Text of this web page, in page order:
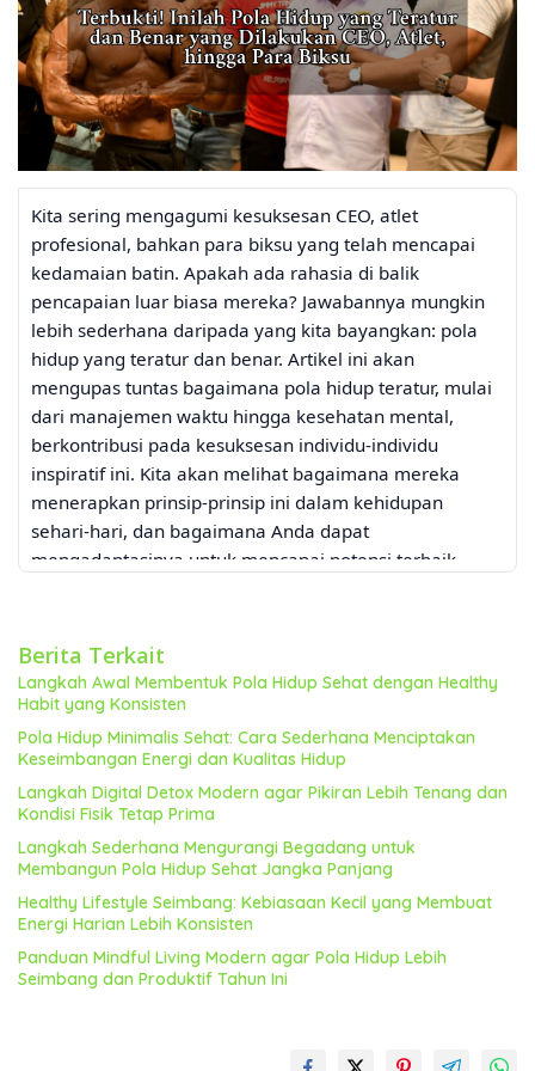
Kita sering mengagumi kesuksesan CEO, atlet
profesional, bahkan para biksu yang telah mencapai
kedamaian batin. Apakah ada rahasia di balik
pencapaian luar biasa mereka? Jawabannya mungkin
lebih sederhana daripada yang kita bayangkan: pola
hidup yang teratur dan benar. Artikel ini akan
mengupas tuntas bagaimana pola hidup teratur, mulai
dari manajemen waktu hingga kesehatan mental,
berkontribusi pada kesuksesan individu-individu
inspiratif ini. Kita akan melihat bagaimana mereka
menerapkan prinsip-prinsip ini dalam kehidupan
sehari-hari, dan bagaimana Anda dapat
mengadaptasinya untuk mencapai potensi terbaik
Hidup Teratur
Baik CEO yang memimpin perusahaan multinasional,
atlet yang berlatih keras untuk meraih medali, maupun
biksu yang menjalani meditasi intensif, semuanya
memiliki satu kesamaan:manajemen waktu yang
efektif. Mereka memahami betapa berharganya waktu,
dan mereka menggunakannya dengan bijak. Ini bukan
hanya tentang membuat daftar tugas, tetapi tentang
memprioritaskan tugas-tugas penting, menghindari
pemborosan waktu, dan menjadwalkan waktu untuk
Teknik-Teknik Manajemen Waktu yang
dalam interval 25 menit yang diikuti oleh istirahat 5
Berita Terkait
Langkah Awal Membentuk Pola Hidup Sehat dengan Healthy
Habit yang Konsisten
Pola Hidup Minimalis Sehat: Cara Sederhana Menciptakan
Keseimbangan Energi dan Kualitas Hidup
Langkah Digital Detox Modern agar Pikiran Lebih Tenang dan
Kondisi Fisik Tetap Prima
Langkah Sederhana Mengurangi Begadang untuk
Membangun Pola Hidup Sehat Jangka Panjang
Healthy Lifestyle Seimbang: Kebiasaan Kecil yang Membuat
Energi Harian Lebih Konsisten
Panduan Mindful Living Modern agar Pola Hidup Lebih
Seimbang dan Produktif Tahun Ini